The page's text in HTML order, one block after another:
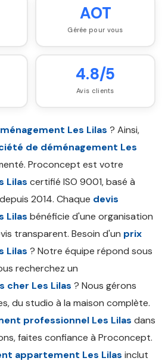
AOT
Gérée pour vous
4.8/5
Avis clients
Les Lilas ? Ainsi,
de déménagement Les
Proconcept est votre
Lilas certifié ISO 9001, basé à
2014. Chaque devis
Lilas bénéficie d'une organisation
transparent. Besoin d'un prix
Lilas ? Notre équipe répond sous
recherchez un
cher Les Lilas ? Nous gérons
du studio à la maison complète.
professionnel Les Lilas dans
faites confiance à Proconcept.
appartement Les Lilas inclut